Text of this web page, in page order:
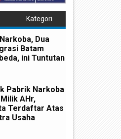
Kategori
Dua
Batam
ini Tuntutan
Pabrik Narkoba
AHr,
Terdaftar Atas
Usaha